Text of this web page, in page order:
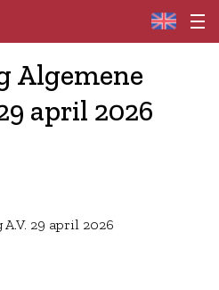
Home
Algemene
april 2026
29 april 2026